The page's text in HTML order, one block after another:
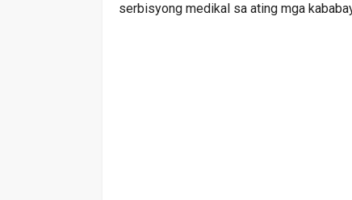
serbisyong medikal sa ating mga